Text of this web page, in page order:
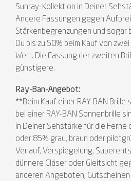
Sunray-Kollektion in Deiner
Andere Fassungen gegen
Stärkenbegrenzungen und sogar
Du bis zu 50% beim Kauf von
Wert. Die Fassung der zweiten
günstigere.
Ray-Ban-Angebot:
**Beim Kauf einer RAY-BAN Brille
bei einer RAY-BAN Sonnenbrille
in Deiner Sehstärke für die Ferne
oder 85% grau, braun oder
Verlauf, Verspiegelung,
dünnere Gläser oder Gleitsicht
anderen Angeboten, Gutscheinen